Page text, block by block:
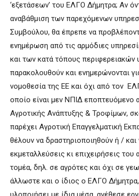
‘εξετάσεων’ του ΕΛΓΟ Δήμητρα; Αν
αναβάθμιση των παρεχόμενων
Συμβούλου, θα έπρεπε να
ενημέρωση από τις αρμόδιες
και των κατά τόπους περιφερειακών
παρακολουθούν και ενημερώνονται
νομοθεσία της ΕΕ και όχι από τον
οποίο είναι μεν ΝΠΙΔ εποπτευόμενο
Αγροτικής Ανάπτυξης & Τροφίμων,
παρέχει Αγροτική Επαγγελματική
θέλουν να δραστηριοποιηθούν ή /
εκμεταλλεύσεις κι επιχειρήσεις του
τομέα, δηλ. σε αγρότες και όχι σε
άλλωστε και ο ίδιος ο ΕΛΓΟ